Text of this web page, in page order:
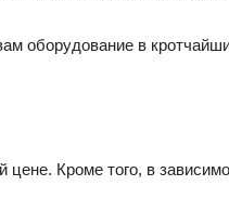
оборудование в
Кроме того, в